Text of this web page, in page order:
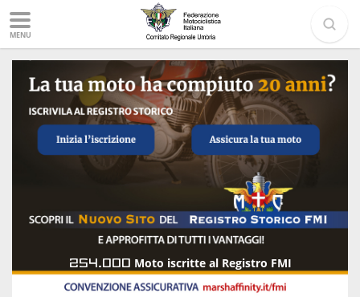
MENU
254.000 Moto iscritte al Registro FMI